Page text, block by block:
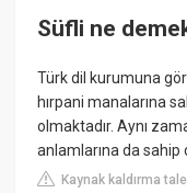
Süfli ne
Türk dil kurumuna
hırpani manalarına
olmaktadır. Aynı
anlamlarına da
Kaynak kaldırma